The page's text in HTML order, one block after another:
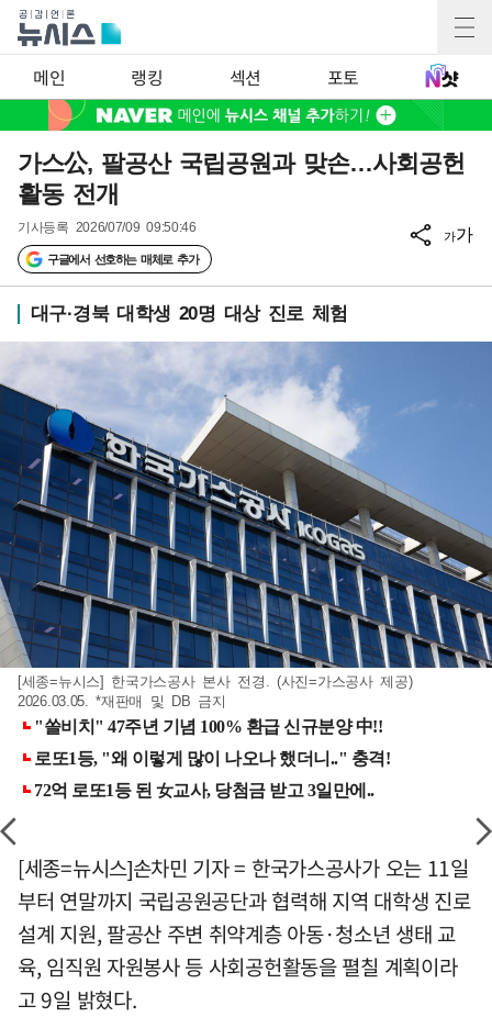
메인 랭킹 섹션 포토
가스公, 팔공산 국립공원과 맞손…사회공헌
활동 전개
기사등록 2026/07/09 09:50:46
구글에서 선호하는 매체로 추가
가가
대구·경북 대학생 20명 대상 진로 체험
[세종=뉴시스] 한국가스공사 본사 전경. (사진=가스공사 제공)
2026.03.05. *재판매 및 DB 금지
[세종=뉴시스]손차민 기자 = 한국가스공사가 오는 11일
부터 연말까지 국립공원공단과 협력해 지역 대학생 진로
설계 지원, 팔공산 주변 취약계층 아동·청소년 생태 교
육, 임직원 자원봉사 등 사회공헌활동을 펼칠 계획이라
고 9일 밝혔다.